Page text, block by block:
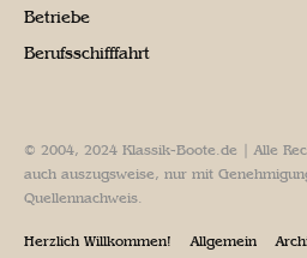
Betriebe
Berufsschifffahrt
© 2004, 2024 Klassik-Boote.de | Alle
auch auszugsweise, nur mit
Quellennachweis.
Herzlich Willkommen! Allgemein